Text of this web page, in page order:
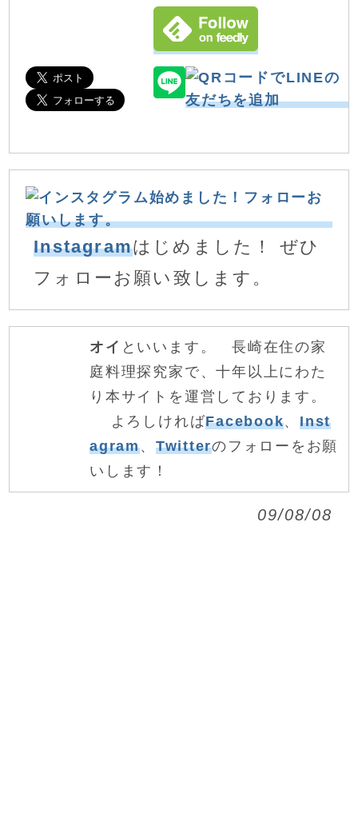
Instagramはじめました！ ぜひ
フォローお願い致します。
オイ といいます。 長崎在住の家
庭料理探究家で、十年以上にわた
り本サイトを運営しております。
よろしければFacebook、Inst
agram、 Twitterのフォローをお願
いします！
09/08/08